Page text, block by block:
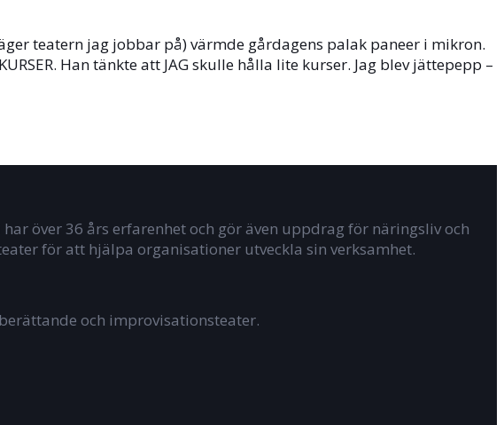
teatern jag jobbar på) värmde gårdagens palak paneer i mikron.
Han tänkte att JAG skulle hålla lite kurser. Jag blev jättepepp –
över 36 års erfarenhet och gör även uppdrag för näringsliv och
för att hjälpa organisationer utveckla sin verksamhet.
och improvisationsteater.